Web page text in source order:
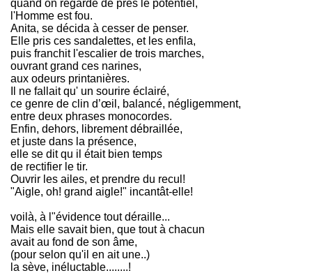
quand on regarde de prés le potentiel,
l'Homme est fou.
Anita, se décida à cesser de penser.
Elle pris ces sandalettes, et les enfila,
puis franchit l'escalier de trois marches,
ouvrant grand ces narines,
aux odeurs printanières.
Il ne fallait qu' un sourire éclairé,
ce genre de clin d’œil, balancé, négligemment,
entre deux phrases monocordes.
Enfin, dehors, librement débraillée,
et juste dans la présence,
elle se dit qu il était bien temps
de rectifier le tir.
Ouvrir les ailes, et prendre du recul!
"Aigle, oh! grand aigle!" incantât-elle!
voilà, à l"évidence tout déraille...
Mais elle savait bien, que tout à chacun
avait au fond de son âme,
(pour selon qu'il en ait une..)
la sève, inéluctable........!